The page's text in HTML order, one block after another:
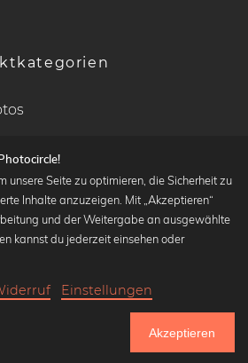
20% Rabatt auf alle Bilder
weiß
unsere Seite zu optimieren, die Sicherheit zu
Inhalte anzuzeigen. Mit „Akzeptieren“
und der Weitergabe an ausgewählte
kannst du jederzeit einsehen oder
Einstellungen
Akzeptieren